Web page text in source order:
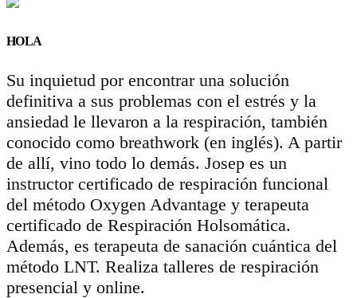
HOLA
Su inquietud por encontrar una solución
definitiva a sus problemas con el estrés y la
ansiedad le llevaron a la respiración, también
conocido como breathwork (en inglés). A partir
de allí, vino todo lo demás. Josep es un
instructor certificado de respiración funcional
del método Oxygen Advantage y terapeuta
certificado de Respiración Holsomática.
Además, es terapeuta de sanación cuántica del
método LNT. Realiza talleres de respiración
presencial y online.